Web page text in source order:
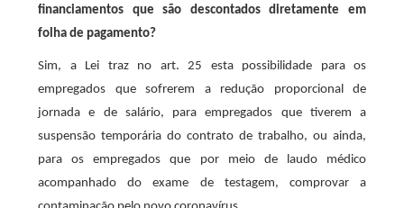
financiamentos que são descontados diretamente em
folha de pagamento?
Sim, a Lei traz no art. 25 esta possibilidade para os
empregados que sofrerem a redução proporcional de
jornada e de salário, para empregados que tiverem a
suspensão temporária do contrato de trabalho, ou ainda,
para os empregados que por meio de laudo médico
acompanhado do exame de testagem, comprovar a